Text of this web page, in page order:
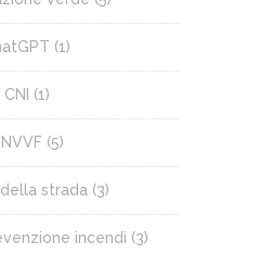
(1)
CNI (1)
(5)
strada (3)
incendi (3)